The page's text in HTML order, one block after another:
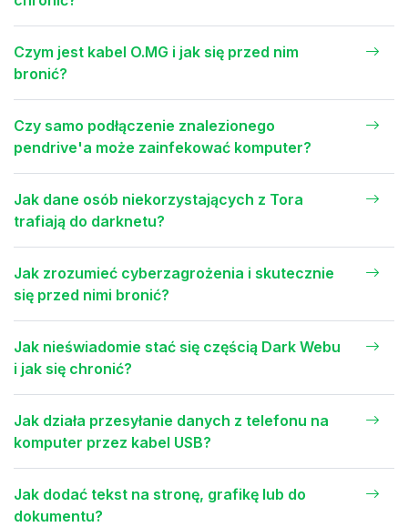
Czym jest kabel O.MG i jak się przed nim
bronić?
Czy samo podłączenie znalezionego
pendrive'a może zainfekować komputer?
Jak dane osób niekorzystających z Tora
trafiają do darknetu?
Jak zrozumieć cyberzagrożenia i skutecznie
się przed nimi bronić?
Jak nieświadomie stać się częścią Dark Webu
i jak się chronić?
Jak działa przesyłanie danych z telefonu na
komputer przez kabel USB?
Jak dodać tekst na stronę, grafikę lub do
dokumentu?